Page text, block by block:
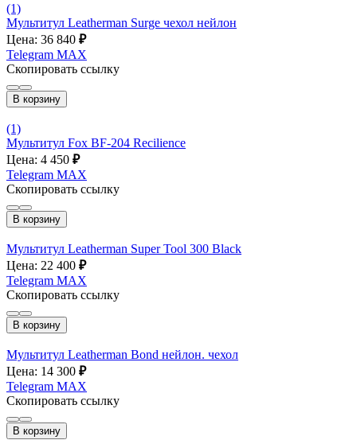
(1)
Мультитул Leatherman Surge чехол нейлон
Цена: 36 840 ₽
Telegram MAX
Скопировать ссылку
В корзину
(1)
Мультитул Fox BF-204 Recilience
Цена: 4 450 ₽
Telegram MAX
Скопировать ссылку
В корзину
Мультитул Leatherman Super Tool 300 Black
Цена: 22 400 ₽
Telegram MAX
Скопировать ссылку
В корзину
Мультитул Leatherman Bond нейлон. чехол
Цена: 14 300 ₽
Telegram MAX
Скопировать ссылку
В корзину